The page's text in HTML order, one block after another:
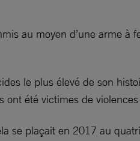
au moyen d’une arme
le plus élevé de son
été victimes de
se plaçait en 2017 au